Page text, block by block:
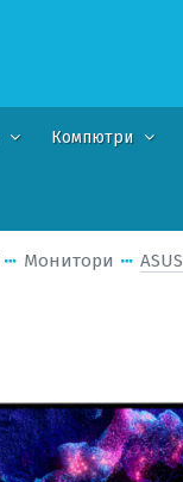
Компютри
Монитори